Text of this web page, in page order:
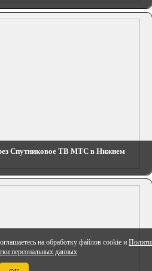
на обработку файлов cookie и
персональных данных
Спутниковое ТВ МТС в Нижнем